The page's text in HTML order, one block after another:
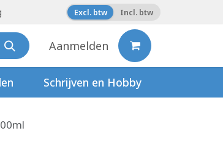
Excl. btw Incl. btw
Aanmelden
Schrijven en Hobby